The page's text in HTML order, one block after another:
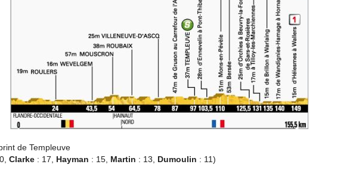
de Templeuve
Clarke : 17, Hayman : 15, Martin : 13, Dumoulin : 11)